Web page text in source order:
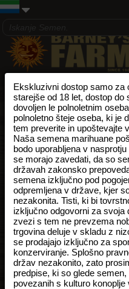
Ekskluzivni dostop samo za
starejše od 18 let, dostop
dovoljen le polnoletnim
polnoletno šteje oseba, ki je
tem preverite in upoštevajte
Naša semena marihuane
bodo uporabljena v
se morajo zavedati, da so
državah zakonsko
semena izključno pod
odpremljena v države, kjer
nezakonita. Tisti, ki bi
izključno odgovorni za
zvezi s tem ne prevzema
trgovina deluje v skladu z
se prodajajo izključno za
konzerviranje. Splošno
držav nezakonito, zato
predpise, ki so glede
povezanih s kulturo